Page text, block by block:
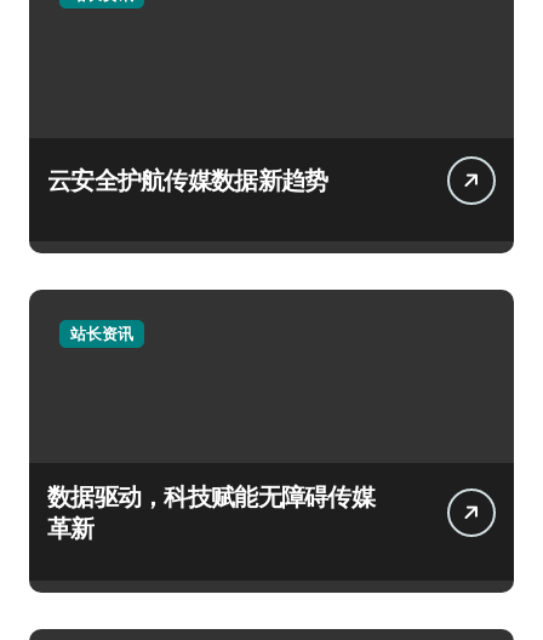
云安全护航传媒数据新趋势
站长资讯
数据驱动，科技赋能无障碍传媒
革新